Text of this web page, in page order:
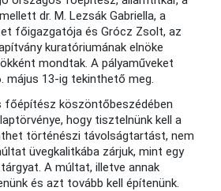
dr. M. Lezsák Gabriella, a
főigazgatója és Grócz Zsolt, az
kuratóriumának elnöke
mondtak. A pályaműveket
május 13-ig tekinthető meg.
főépítész köszöntőbeszédében
hogy tisztelnünk kell a
történészi távolságtartást, nem
üvegkalitkába zárjuk, mint egy
A múltat, illetve annak
és azt tovább kell építenünk.